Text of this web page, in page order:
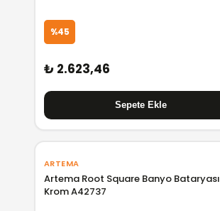
%45
₺ 2.623,46
ARTEMA
Artema Root Square Banyo Bataryası
Krom A42737